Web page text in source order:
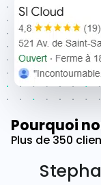
Pourquoi
Plus de 350